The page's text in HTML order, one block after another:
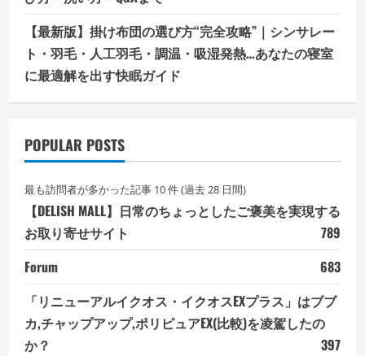
【最新版】掛け布団の選び方“完全攻略”｜シンサレー
ト・羽毛・人工羽毛・調温・吸湿発熱…あなたの寝室
に最適解を出す快眠ガイド
POPULAR POSTS
最も訪問者が多かった記事 10 件 (過去 28 日間)
【DELISH MALL】日常のちょっとしたご褒美を実現する
お取り寄せサイト
789
Forum
683
「リニューアルイクオス・イクオスEXプラス」はブブ
カ,チャップアップ,ポリピュアEX(比較)を凌駕したの
か？
397